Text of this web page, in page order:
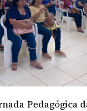
Pedagógica